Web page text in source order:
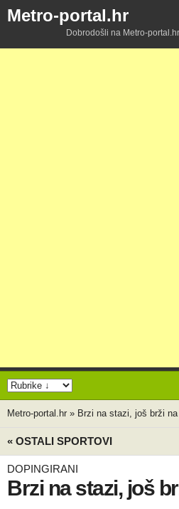
Metro-portal.hr
Dobrodošli na Metro-
Metro-portal.hr » Brzi na stazi, još brži
« OSTALI SPORTOVI
DOPINGIRANI
Brzi na stazi, još